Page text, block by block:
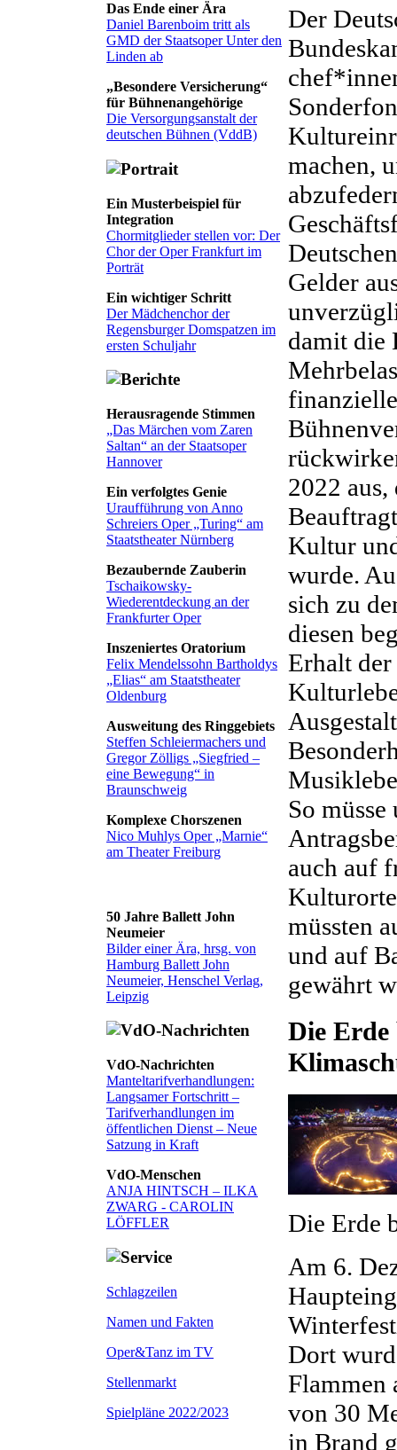
Das Ende einer Ära
Daniel Barenboim tritt als
GMD der Staatsoper Unter den
Linden ab
„Besondere Versicherung“
für Bühnenangehörige
Die Versorgungsanstalt der
deutschen Bühnen (VddB)
Ein Musterbeispiel für
Integration
Chormitglieder stellen vor: Der
Chor der Oper Frankfurt im
Porträt
Ein wichtiger Schritt
Der Mädchenchor der
Regensburger Domspatzen im
ersten Schuljahr
Herausragende Stimmen
„Das Märchen vom Zaren
Saltan“ an der Staatsoper
Hannover
Ein verfolgtes Genie
Uraufführung von Anno
Schreiers Oper „Turing“ am
Staatstheater Nürnberg
Bezaubernde Zauberin
Tschaikowsky-
Wiederentdeckung an der
Frankfurter Oper
Inszeniertes Oratorium
Felix Mendelssohn Bartholdys
„Elias“ am Staatstheater
Oldenburg
Ausweitung des Ringgebiets
Steffen Schleiermachers und
Gregor Zölligs „Siegfried –
eine Bewegung“ in
Braunschweig
Komplexe Chorszenen
Nico Muhlys Oper „Marnie“
am Theater Freiburg
50 Jahre Ballett John
Neumeier
Bilder einer Ära, hrsg. von
Hamburg Ballett John
Neumeier, Henschel Verlag,
Leipzig
VdO-Nachrichten
Manteltarifverhandlungen:
Langsamer Fortschritt –
Tarifverhandlungen im
öffentlichen Dienst – Neue
Satzung in Kraft
VdO-Menschen
ANJA HINTSCH – ILKA
ZWARG - CAROLIN
LÖFFLER
Schlagzeilen
Namen und Fakten
Oper&Tanz im TV
Stellenmarkt
Spielpläne 2022/2023
Der
machen,
Gelder
damit die
2022
Kultur
wurde.
sich zu
diesen
Erhalt
So
auch auf
müssten
und auf
gewährt
Die
Die Erde
Am 6.
Dort
Flammen
von 30
in Brand